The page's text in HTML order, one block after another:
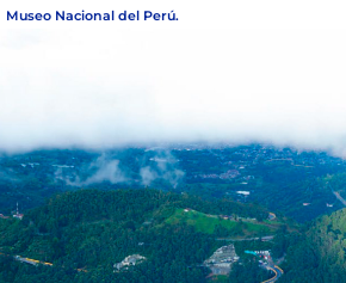
Museo Nacional del Perú.